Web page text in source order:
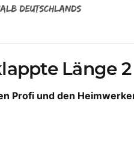
Länge
Profi und den